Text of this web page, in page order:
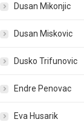
Dusan Mikonjic
Dusan Miskovic
Dusko Trifunovic
Endre Penovac
Eva Husarik